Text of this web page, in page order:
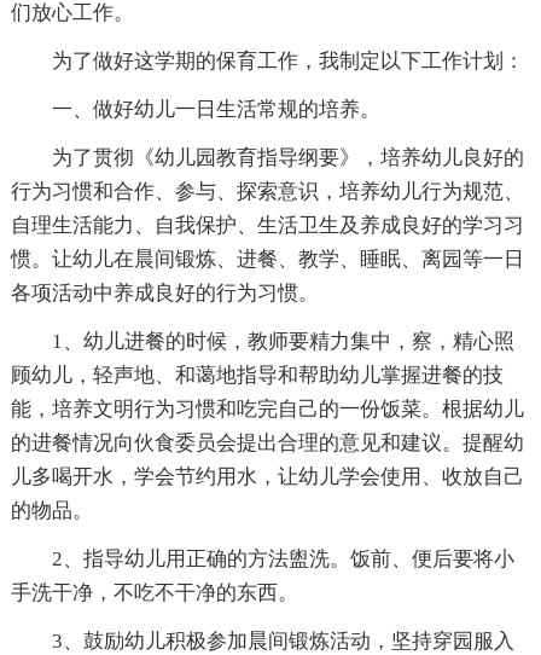
们放心工作。
为了做好这学期的保育工作，我制定以下工作计划：
一、做好幼儿一日生活常规的培养。
为了贯彻《幼儿园教育指导纲要》，培养幼儿良好的
行为习惯和合作、参与、探索意识，培养幼儿行为规范、
自理生活能力、自我保护、生活卫生及养成良好的学习习
惯。让幼儿在晨间锻炼、进餐、教学、睡眠、离园等一日
各项活动中养成良好的行为习惯。
1、幼儿进餐的时候，教师要精力集中，察，精心照
顾幼儿，轻声地、和蔼地指导和帮助幼儿掌握进餐的技
能，培养文明行为习惯和吃完自己的一份饭菜。根据幼儿
的进餐情况向伙食委员会提出合理的意见和建议。提醒幼
儿多喝开水，学会节约用水，让幼儿学会使用、收放自己
的物品。
2、指导幼儿用正确的方法盥洗。饭前、便后要将小
手洗干净，不吃不干净的东西。
3、鼓励幼儿积极参加晨间锻炼活动，坚持穿园服入